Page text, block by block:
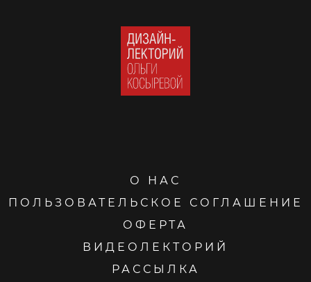
О НАС
ПОЛЬЗОВАТЕЛЬСКОЕ СОГЛАШЕНИЕ
ОФЕРТА
ВИДЕОЛЕКТОРИЙ
РАССЫЛКА